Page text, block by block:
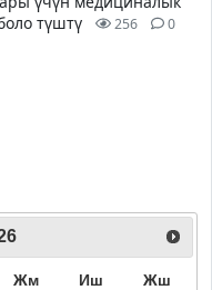
түштү
256 0
Жм Иш Жш